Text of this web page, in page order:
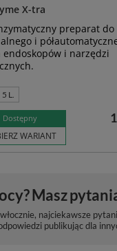
X-tra
preparat do
i
endoskopów i narzędzi
5 L.
Dostępny
WARIANT
Masz
najciekawsze
publikując dla